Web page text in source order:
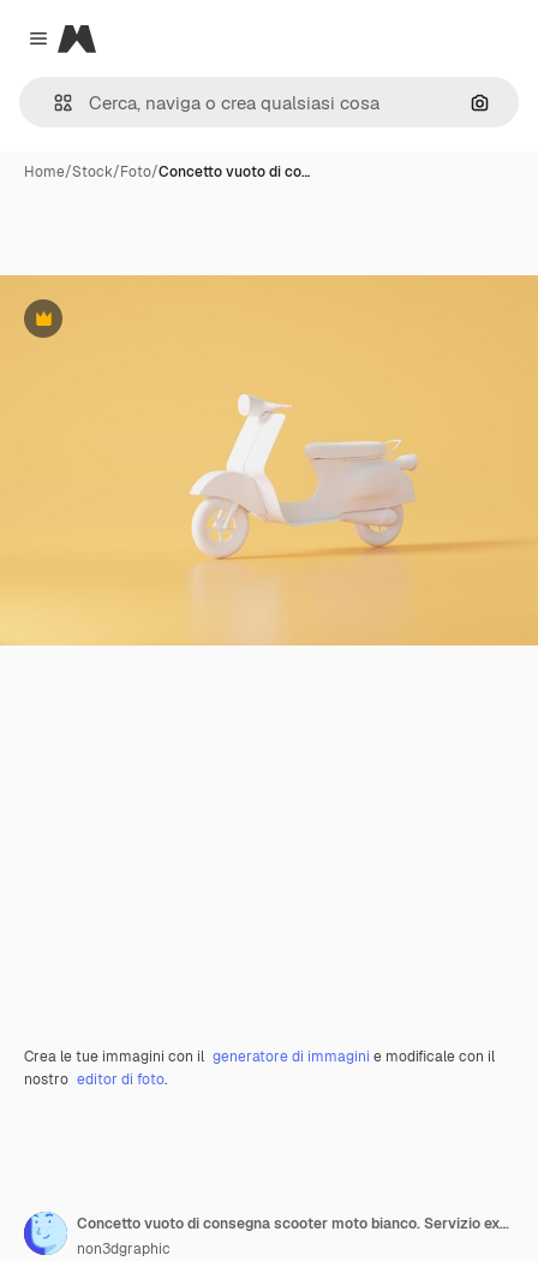
Close menu
Magnific
Cerca
Home/Stock/Foto/Concetto vuoto di co…
Premium
Crea le tue immagini con il generatore di immagini e modificale con il
nostro editor di foto.
Concetto vuoto di consegna scooter moto bianco. Servizio express trunking su sfondo arancione pastello. Rendering 3D
non3dgraphic